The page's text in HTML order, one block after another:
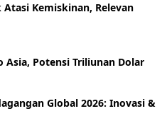
Kemiskinan, Relevan
Asia, Potensi Triliunan Dolar
Global 2026: Inovasi &